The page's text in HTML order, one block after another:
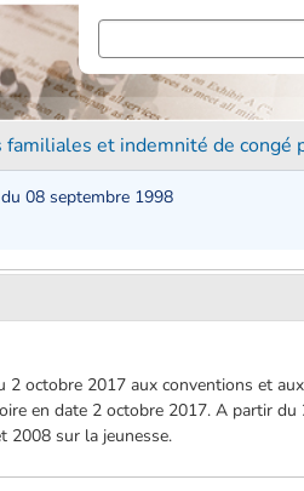
familiales et indemnité de congé
08 septembre 1998
2 octobre 2017 aux conventions et
en date 2 octobre 2017. A partir
2008 sur la jeunesse.